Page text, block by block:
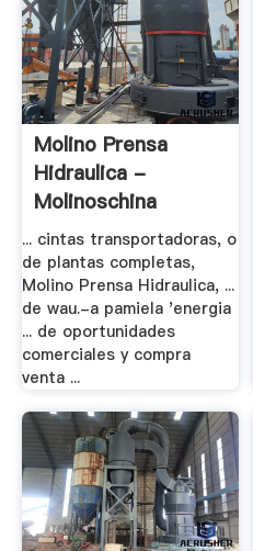
Molino Prensa
Hidraulica -
Molinoschina
... cintas transportadoras, o
de plantas completas,
Molino Prensa Hidraulica, ...
de wau.-a pamiela 'energia
... de oportunidades
comerciales y compra
venta ...